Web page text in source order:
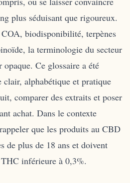
plus séduisant que rigoureux.
biodisponibilité, terpènes
la terminologie du secteur
Ce glossaire a été
clair, alphabétique et pratique
comparer des extraits et poser
achat. Dans le contexte
que les produits au CBD
de plus de 18 ans et doivent
inférieure à 0,3%.